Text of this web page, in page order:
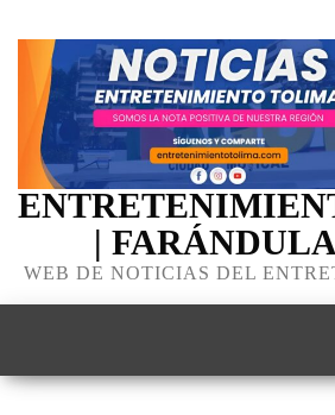
|
WEB DE NOTICIAS DEL